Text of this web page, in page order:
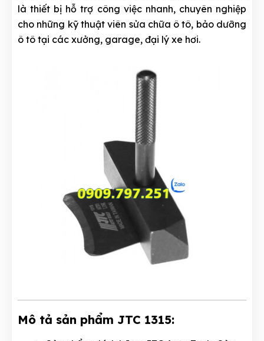
là thiết bị hỗ trợ công việc nhanh, chuyên nghiệp
cho những kỹ thuật viên sửa chữa ô tô, bảo dưỡng
ô tô tại các xưởng, garage, đại lý xe hơi.
Mô tả sản phẩm JTC 1315: